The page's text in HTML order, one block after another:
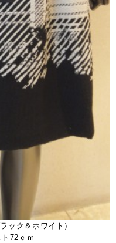
ック＆ホワイト）
72ｃｍ